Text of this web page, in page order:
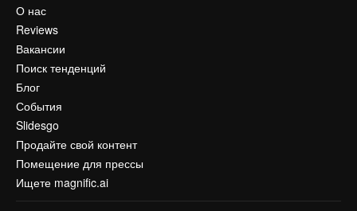
О нас
Reviews
Вакансии
Поиск тенденций
Блог
События
Slidesgo
Продайте свой контент
Помещение для прессы
Ищете magnific.ai